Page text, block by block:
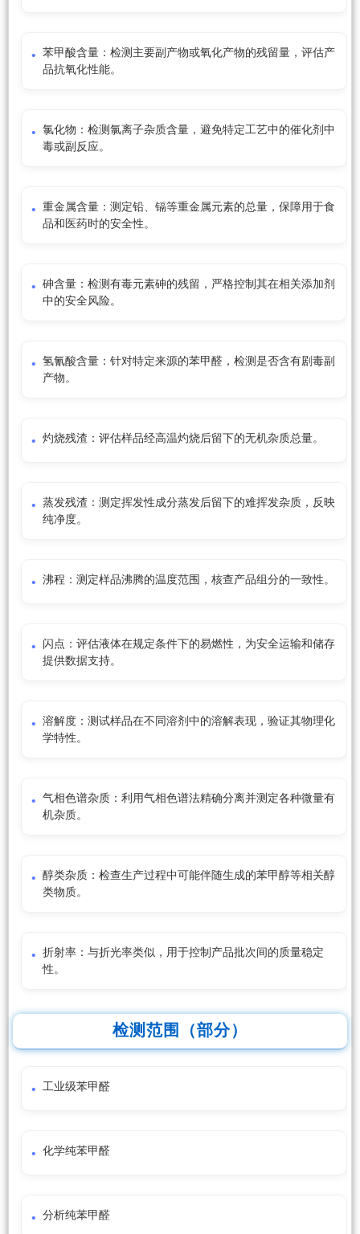
苯甲酸含量：检测主要副产物或氧化产物的残留量，评估产
品抗氧化性能。
氯化物：检测氯离子杂质含量，避免特定工艺中的催化剂中
毒或副反应。
重金属含量：测定铅、镉等重金属元素的总量，保障用于食
品和医药时的安全性。
砷含量：检测有毒元素砷的残留，严格控制其在相关添加剂
中的安全风险。
氢氰酸含量：针对特定来源的苯甲醛，检测是否含有剧毒副
产物。
灼烧残渣：评估样品经高温灼烧后留下的无机杂质总量。
蒸发残渣：测定挥发性成分蒸发后留下的难挥发杂质，反映
纯净度。
沸程：测定样品沸腾的温度范围，核查产品组分的一致性。
闪点：评估液体在规定条件下的易燃性，为安全运输和储存
提供数据支持。
溶解度：测试样品在不同溶剂中的溶解表现，验证其物理化
学特性。
气相色谱杂质：利用气相色谱法精确分离并测定各种微量有
机杂质。
醇类杂质：检查生产过程中可能伴随生成的苯甲醇等相关醇
类物质。
折射率：与折光率类似，用于控制产品批次间的质量稳定
性。
检测范围（部分）
工业级苯甲醛
化学纯苯甲醛
分析纯苯甲醛